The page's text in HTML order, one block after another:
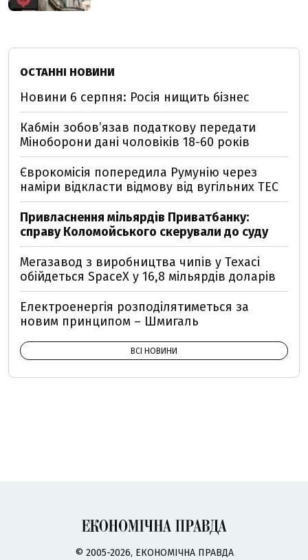
ОСТАННІ НОВИНИ
Новини 6 серпня: Росія нищить бізнес
Кабмін зобовʼязав податкову передати
Міноборони дані чоловіків 18-60 років
Єврокомісія попередила Румунію через
наміри відкласти відмову від вугільних ТЕС
Привласнення мільярдів Приватбанку:
справу Коломойського скерували до суду
Мегазавод з виробництва чипів у Техасі
обійдеться SpaceX у 16,8 мільярдів доларів
Електроенергія розподілятиметься за
новим принципом – Шмигаль
ВСІ НОВИНИ
© 2005-2026, ЕКОНОМІЧНА ПРАВДА